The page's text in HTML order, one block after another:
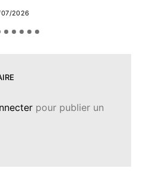
07/2026
pour publier un